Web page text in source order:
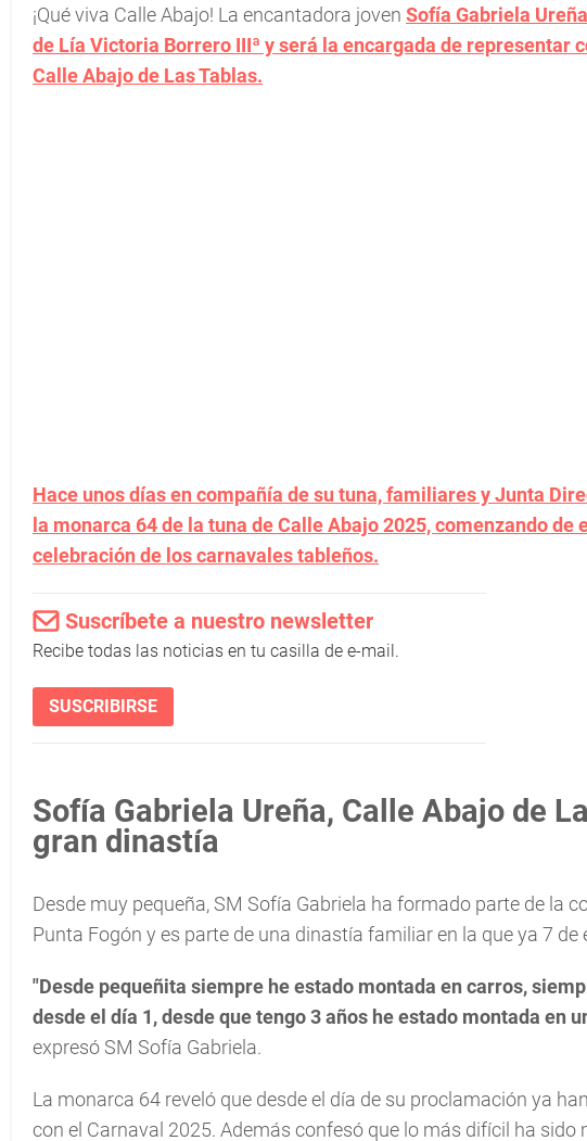
¡Qué viva Calle Abajo! La encantadora joven Sofía Gabriela
de Lía Victoria Borrero IIIª y será la encargada de representar
Calle Abajo de Las Tablas.
Hace unos días en compañía de su tuna, familiares y Junta
la monarca 64 de la tuna de Calle Abajo 2025, comenzando
celebración de los carnavales tableños.
Suscríbete a nuestro newsletter
Recibe todas las noticias en tu casilla de e-mail.
SUSCRIBIRSE
Sofía Gabriela Ureña, Calle Abajo de
gran dinastía
Desde muy pequeña, SM Sofía Gabriela ha formado parte de la
Punta Fogón y es parte de una dinastía familiar en la que ya 7
"Desde pequeñita siempre he estado montada en carros,
desde el día 1, desde que tengo 3 años he estado montada en
expresó SM Sofía Gabriela.
La monarca 64 reveló que desde el día de su proclamación ya
con el Carnaval 2025. Además confesó que lo más difícil ha sido